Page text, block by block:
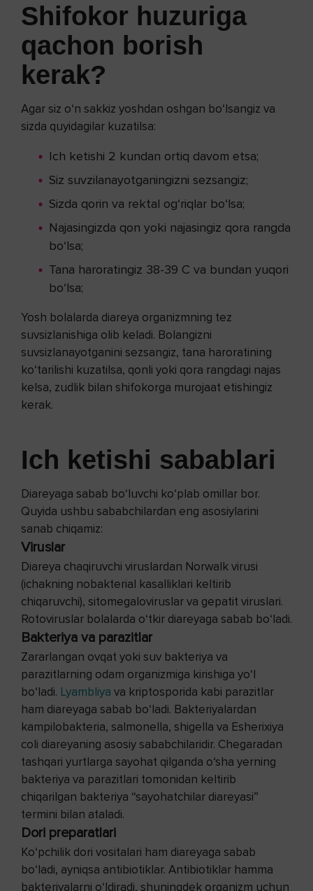
Shifokor huzuriga
qachon borish
kerak?
Agar siz o‘n sakkiz yoshdan oshgan bo‘lsangiz va
sizda quyidagilar kuzatilsa:
Ich ketishi 2 kundan ortiq davom etsa;
Siz suvzilanayotganingizni sezsangiz;
Sizda qorin va rektal og‘riqlar bo‘lsa;
Najasingizda qon yoki najasingiz qora rangda
bo‘lsa;
Tana haroratingiz 38-39 C va bundan yuqori
bo‘lsa;
Yosh bolalarda diareya organizmning tez
suvsizlanishiga olib keladi. Bolangizni
suvsizlanayotganini sezsangiz, tana haroratining
ko‘tarilishi kuzatilsa, qonli yoki qora rangdagi najas
kelsa, zudlik bilan shifokorga murojaat etishingiz
kerak.
Ich ketishi sabablari
Diareyaga sabab bo‘luvchi ko‘plab omillar bor.
Quyida ushbu sababchilardan eng asosiylarini
sanab chiqamiz:
Viruslar
Diareya chaqiruvchi viruslardan Norwalk virusi
(ichakning nobakterial kasalliklari keltirib
chiqaruvchi), sitomegaloviruslar va gepatit viruslari.
Rotoviruslar bolalarda o‘tkir diareyaga sabab bo‘ladi.
Bakteriya va parazitlar
Zararlangan ovqat yoki suv bakteriya va
parazitlarning odam organizmiga kirishiga yo‘l
bo‘ladi. Lyambliya va kriptosporida kabi parazitlar
ham diareyaga sabab bo‘ladi. Bakteriyalardan
kampilobakteria, salmonella, shigella va Esherixiya
coli diareyaning asosiy sababchilaridir. Chegaradan
tashqari yurtlarga sayohat qilganda o‘sha yerning
bakteriya va parazitlari tomonidan keltirib
chiqarilgan bakteriya “sayohatchilar diareyasi”
termini bilan ataladi.
Dori preparatlari
Ko‘pchilik dori vositalari ham diareyaga sabab
bo‘ladi, ayniqsa antibiotiklar. Antibiotiklar hamma
bakteriyalarni o‘ldiradi, shuningdek organizm uchun